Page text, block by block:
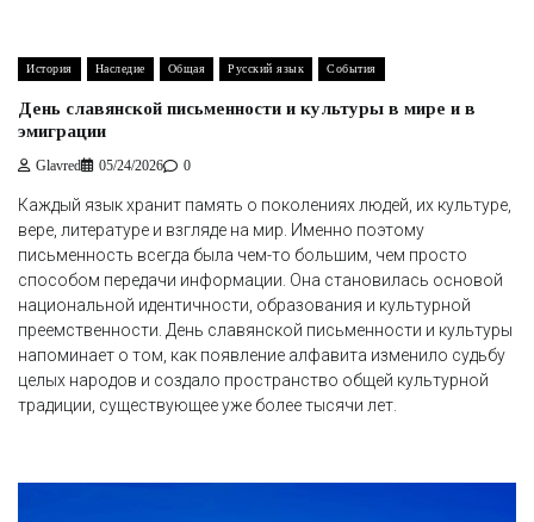
История Наследие Общая Русский язык События
День славянской письменности и культуры в мире и в
эмиграции
Glavred 05/24/2026 0
Каждый язык хранит память о поколениях людей, их культуре,
вере, литературе и взгляде на мир. Именно поэтому
письменность всегда была чем-то большим, чем просто
способом передачи информации. Она становилась основой
национальной идентичности, образования и культурной
преемственности. День славянской письменности и культуры
напоминает о том, как появление алфавита изменило судьбу
целых народов и создало пространство общей культурной
традиции, существующее уже более тысячи лет.